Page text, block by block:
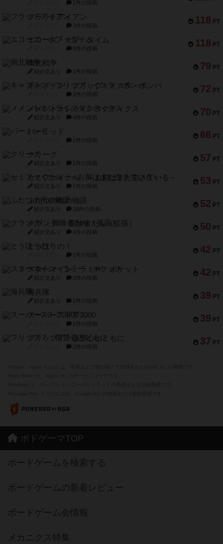
1件の投稿
118 PT
フラットアイアン
2件の投稿
118 PT
エコーズ・オブ・タイム
8件の投稿
79 PT
南北戦争
紹介文あり 1件の投稿
72 PT
キャプテン・フリップ：イスラ・ボンバ
2件の投稿
70 PT
メメントオンラインタクティクス
紹介文あり 4件の投稿
68 PT
パーミッド
1件の投稿
57 PT
クリーグ
紹介文あり 1件の投稿
53 PT
セミファイナル ～お前はまだ生きている～
紹介文あり 1件の投稿
52 PT
ふたつの街の物語
紹介文あり 18件の投稿
50 PT
クランク! ：冒険者たち（拡張）
紹介文あり 4件の投稿
42 PT
とうほうの！
1件の投稿
42 PT
スターマイン・ラミー ポケット
紹介文あり 2件の投稿
39 PT
海兵隊
紹介文あり 1件の投稿
39 PT
スーパーストア3000
1件の投稿
37 PT
フリップ７：復讐心とともに
2件の投稿
ボドゲーマTOP
ボードゲームを検索する
ボードゲームの新着レビュー
ボードゲーム会情報
メカニクス特集